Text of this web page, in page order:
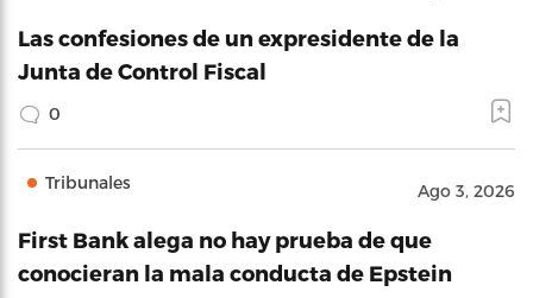
Las confesiones de un expresidente de la
Junta de Control Fiscal
0
Tribunales Ago 3, 2026
First Bank alega no hay prueba de que
conocieran la mala conducta de Epstein